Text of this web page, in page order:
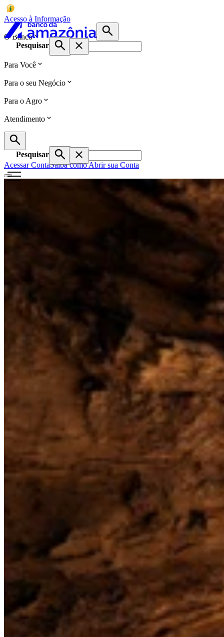
Acesso à Informação
O Banco
Pesquisar
Para Você
Para o seu Negócio
Para o Agro
Atendimento
Pesquisar
Acessar ContaSaiba como Abrir sua Conta